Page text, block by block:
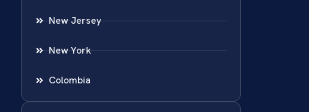
New Jersey
New York
Colombia